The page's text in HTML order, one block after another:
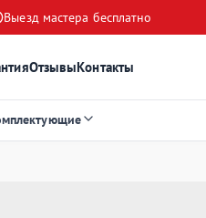
Выезд мастера бесплатно
ОтзывыКонтакты